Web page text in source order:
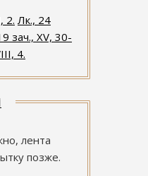
2. Лк., 24
зач., XV, 30-
4.
лента
позже.